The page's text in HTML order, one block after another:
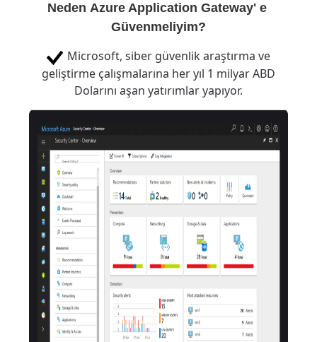
Neden Azure Application Gateway' e
Güvenmeliyim?
Microsoft, siber güvenlik araştırma ve
geliştirme çalışmalarına her yıl 1 milyar ABD
Dolarını aşan yatırımlar yapıyor.